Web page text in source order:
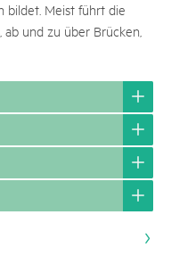
bildet. Meist führt die
und zu über Brücken,